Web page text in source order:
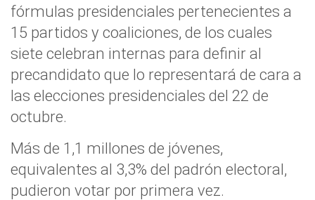
fórmulas presidenciales pertenecientes a
15 partidos y coaliciones, de los cuales
siete celebran internas para definir al
precandidato que lo representará de cara a
las elecciones presidenciales del 22 de
octubre.
Más de 1,1 millones de jóvenes,
equivalentes al 3,3% del padrón electoral,
pudieron votar por primera vez.